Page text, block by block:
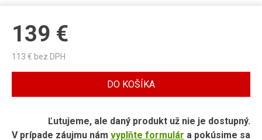
139 €
113 € bez DPH
DO KOŠÍKA
Ľutujeme, ale daný produkt už nie je dostupný.
V prípade záujmu nám vyplňte formulár a pokúsime sa